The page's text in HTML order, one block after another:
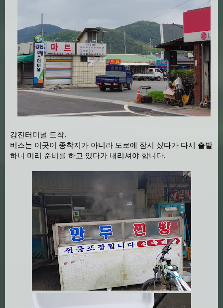
강진터미널 도착.
버스는 이곳이 종착지가 아니라 도로에 잠시 섰다가 다시 출발
하니 미리 준비를 하고 있다가 내리셔야 합니다.